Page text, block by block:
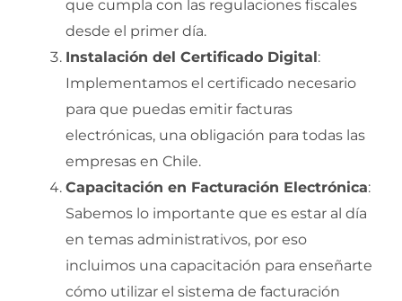
que cumpla con las regulaciones fiscales
desde el primer día.
Instalación del Certificado Digital:
Implementamos el certificado necesario
para que puedas emitir facturas
electrónicas, una obligación para todas las
empresas en Chile.
Capacitación en Facturación Electrónica:
Sabemos lo importante que es estar al día
en temas administrativos, por eso
incluimos una capacitación para enseñarte
cómo utilizar el sistema de facturación